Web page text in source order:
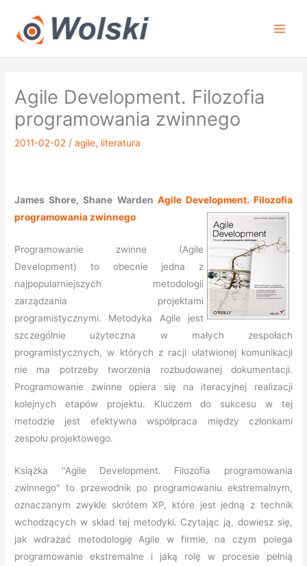
treści
Agile Development. Filozofia
programowania zwinnego
2011-02-02/agile, literatura
James Shore, Shane Warden Agile Development. Filozofia
programowania zwinnego
Programowanie zwinne (Agile
Development) to obecnie jedna z
najpopularniejszych metodologii
zarządzania projektami
programistycznymi. Metodyka Agile jest
szczególnie użyteczna w małych zespołach
programistycznych, w których z racji ułatwionej komunikacji
nie ma potrzeby tworzenia rozbudowanej dokumentacji.
Programowanie zwinne opiera się na iteracyjnej realizacji
kolejnych etapów projektu. Kluczem do sukcesu w tej
metodzie jest efektywna współpraca między członkami
zespołu projektowego.
Książka "Agile Development. Filozofia programowania
zwinnego" to przewodnik po programowaniu ekstremalnym,
oznaczanym zwykle skrótem XP, które jest jedną z technik
wchodzących w skład tej metodyki. Czytając ją, dowiesz się,
jak wdrażać metodologię Agile w firmie, na czym polega
programowanie ekstremalne i jaką rolę w procesie pełnią